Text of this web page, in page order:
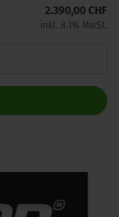
2.390,00 CHF
inkl. 8.1% MwSt.